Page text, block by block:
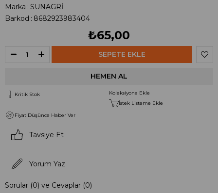
Marka : SUNAGRİ
Barkod : 8682923983404
₺65,00
Kritik Stok
Koleksiyona Ekle
İstek Listeme Ekle
Fiyat Düşünce Haber Ver
Tavsiye Et
Yorum Yaz
Sorular (0) ve Cevaplar (0)